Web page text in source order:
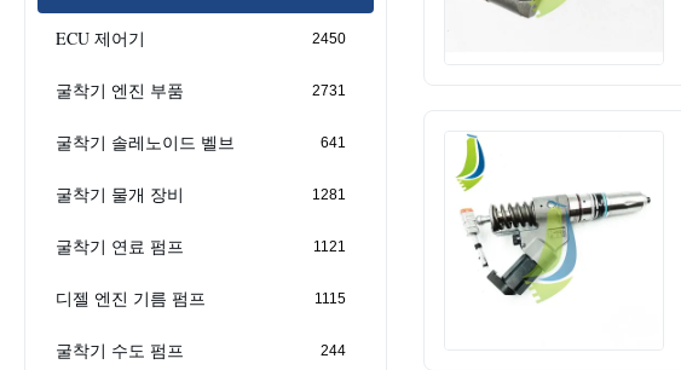
ECU 제어기 2450
굴착기 엔진 부품 2731
굴착기 솔레노이드 벨브 641
굴착기 물개 장비 1281
굴착기 연료 펌프 1121
디젤 엔진 기름 펌프 1115
굴착기 수도 펌프 244